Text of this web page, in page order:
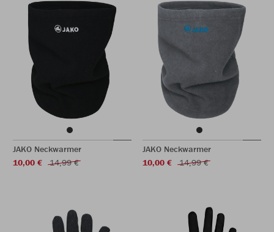
JAKO Neckwarmer
10,00 €
14,99 €
JAKO Neckwarmer
10,00 €
14,99 €